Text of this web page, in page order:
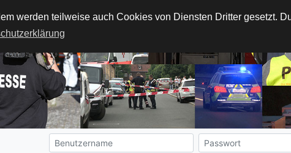
werden teilweise auch Cookies von Diensten Dritter gesetzt.